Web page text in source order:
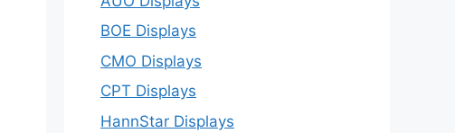
BOE Displays
CMO Displays
CPT Displays
HannStar Displays